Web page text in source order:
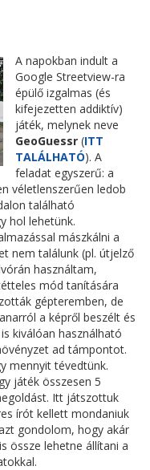
A napokban indult a
Google Streetview-ra
épülő izgalmas (és
kifejezetten addiktív)
játék, melynek neve
GeoGuessr (ITT
TALÁLHATÓ). A
feladat egyszerű: a
véletlenszerűen ledob
található
hol lehetünk.
mászkálni a
nem találunk (pl. útjelző
használtam,
mód tanítására
gépteremben, de
a képről beszélt és
kiválóan használható
ad támpontot.
mennyit tévedtünk.
játék összesen 5
Itt játszottuk
írót kellett mondaniuk
gondolom, hogy akár
össze lehetne állítani a